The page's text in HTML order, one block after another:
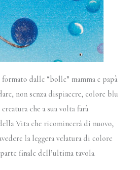
dalle “bolle” mamma e papà
non senza dispiacere, colore blu
che a sua volta farà
Vita che ricomincerà di nuovo,
la leggera velatura di colore
finale dell’ultima tavola.